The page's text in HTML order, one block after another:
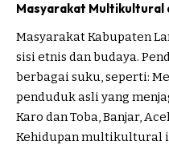
Masyarakat Multikultural
Masyarakat Kabupaten
sisi etnis dan budaya.
berbagai suku, seperti:
penduduk asli yang
Karo dan Toba, Banjar,
Kehidupan multikultural